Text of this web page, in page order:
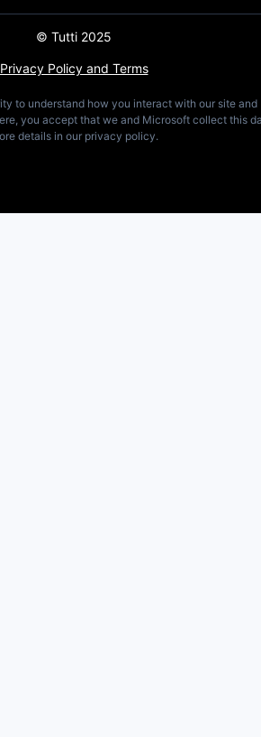
© Tutti 2025
Privacy Policy and Terms
to understand how you interact with our site and
you accept that we and Microsoft collect this
details in our privacy policy.